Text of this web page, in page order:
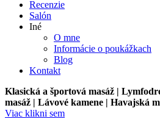
Recenzie
Salón
Iné
O mne
Informácie o poukážkach
Blog
Kontakt
Klasická a športová masáž |
masáž | Lávové kamene | Havajská
Viac klikni sem